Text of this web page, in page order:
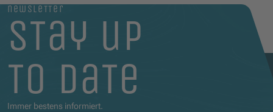
newsletter
stay up
to date
Immer bestens informiert.